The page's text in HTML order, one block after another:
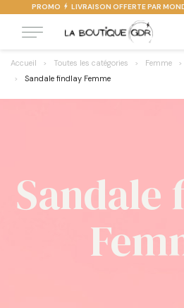
PROMO LIVRAISON OFFERTE PAR
Accueil Toutes les catégories Femme
Sandale findlay Femme
Sandale